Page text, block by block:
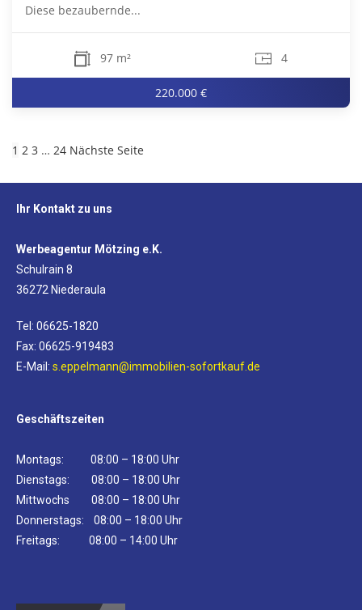
Diese bezaubernde...
97 m² 4
220.000 €
1 2 3 … 24 Nächste Seite
Ihr Kontakt zu uns
Werbeagentur Mötzing e.K.
Schulrain 8
36272 Niederaula
Tel: 06625-1820
Fax: 06625-919483
E-Mail: s.eppelmann@immobilien-sofortkauf.de
Geschäftszeiten
Montags: 08:00 – 18:00 Uhr
Dienstags: 08:00 – 18:00 Uhr
Mittwochs 08:00 – 18:00 Uhr
Donnerstags: 08:00 – 18:00 Uhr
Freitags: 08:00 – 14:00 Uhr